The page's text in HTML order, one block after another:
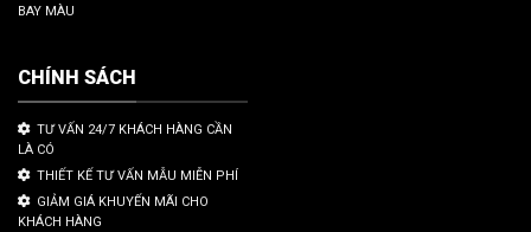
BAY MÀU
CHÍNH SÁCH
TƯ VẤN 24/7 KHÁCH HÀNG CẦN
LÀ CÓ
THIẾT KẾ TƯ VẤN MẪU MIỄN PHÍ
GIẢM GIÁ KHUYẾN MÃI CHO
KHÁCH HÀNG